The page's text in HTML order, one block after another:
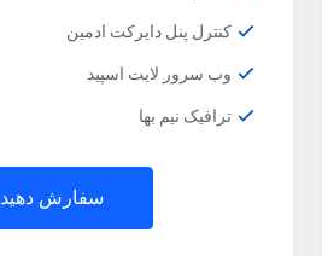
کنترل پنل دایرکت ادمین
وب سرور لایت اسپید
ترافیک نیم بها
سفارش دهید